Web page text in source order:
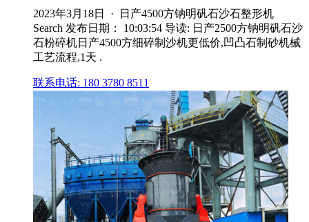
2023年3月18日 · 日产4500方钠明矾石沙石整形机
Search 发布日期： 10:03:54 导读: 日产2500方钠明矾石沙
石粉碎机日产4500方细碎制沙机更低价,凹凸石制砂机械
工艺流程,1天 .
联系电话: 180 3780 8511